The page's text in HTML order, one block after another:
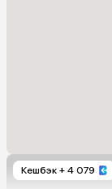
Кешбэк + 4 079